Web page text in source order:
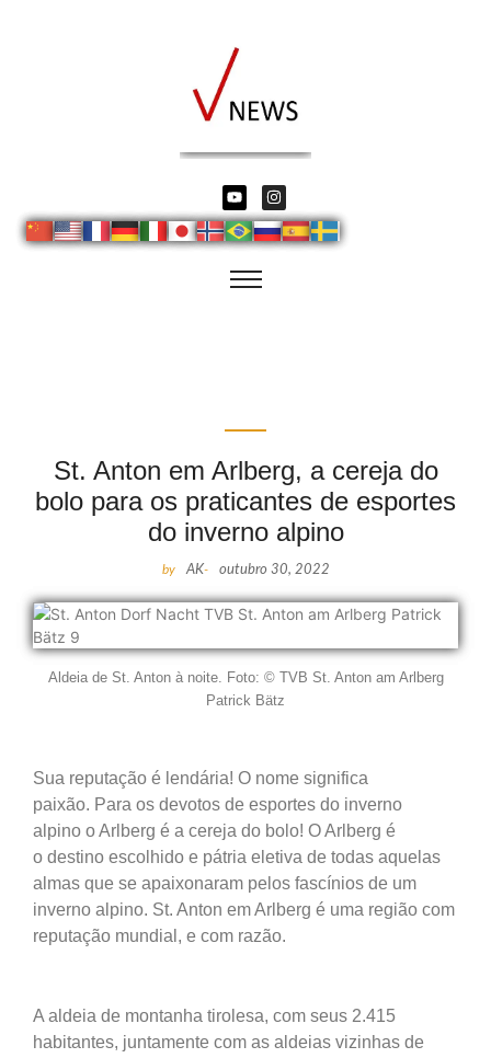
St. Anton em Arlberg, a cereja do
bolo para os praticantes de esportes
do inverno alpino
by AK- outubro 30, 2022
Aldeia de St. Anton à noite. Foto: © TVB St. Anton am Arlberg
Patrick Bätz
Sua reputação é lendária! O nome significa
paixão. Para os devotos de esportes do inverno
alpino o Arlberg é a cereja do bolo! O Arlberg é
o destino escolhido e pátria eletiva de todas aquelas
almas que se apaixonaram pelos fascínios de um
inverno alpino. St. Anton em Arlberg é uma região com
reputação mundial, e com razão.
A aldeia de montanha tirolesa, com seus 2.415
habitantes, juntamente com as aldeias vizinhas de